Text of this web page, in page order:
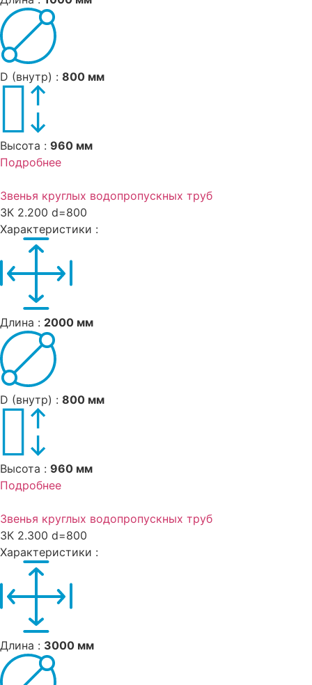
D (внутр) : 800 мм
Высота : 960 мм
Подробнее
Звенья круглых водопропускных труб
ЗК 2.200 d=800
Характеристики :
Длина : 2000 мм
D (внутр) : 800 мм
Высота : 960 мм
Подробнее
Звенья круглых водопропускных труб
ЗК 2.300 d=800
Характеристики :
Длина : 3000 мм